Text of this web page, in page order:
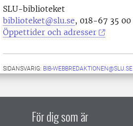
SLU-biblioteket
biblioteket@slu.se, 018-67 35 00
Öppettider och adresser
SIDANSVARIG: BIB-WEBBREDAKTIONEN@SLU.SE
För dig som är